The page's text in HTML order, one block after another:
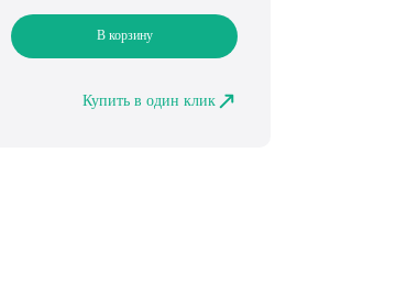
В корзину
Купить в один клик